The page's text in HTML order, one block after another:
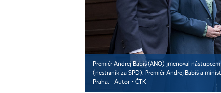
Premiér Andrej Babiš (ANO) jmenoval
(nestraník za SPD). Premiér Andrej Babiš a
Praha.
Autor ▪ ČTK